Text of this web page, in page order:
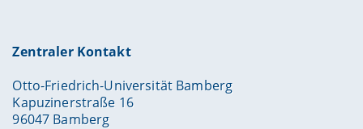
Zentraler Kontakt
Otto-Friedrich-Universität Bamberg
Kapuzinerstraße 16
96047 Bamberg